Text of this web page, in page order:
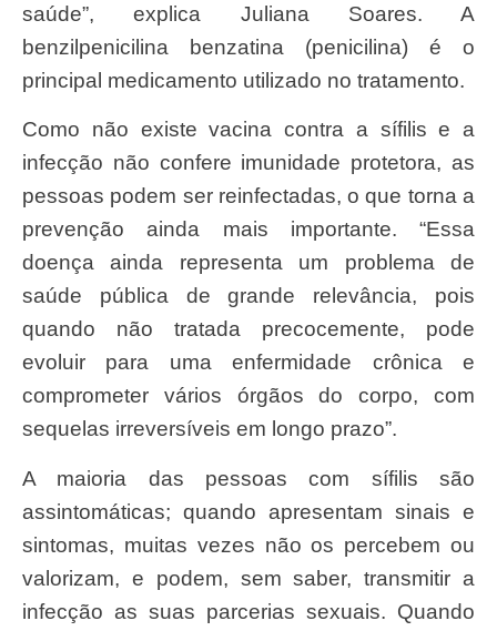
saúde”, explica Juliana Soares. A
benzilpenicilina benzatina (penicilina) é o
principal medicamento utilizado no tratamento.
Como não existe vacina contra a sífilis e a
infecção não confere imunidade protetora, as
pessoas podem ser reinfectadas, o que torna a
prevenção ainda mais importante. “Essa
doença ainda representa um problema de
saúde pública de grande relevância, pois
quando não tratada precocemente, pode
evoluir para uma enfermidade crônica e
comprometer vários órgãos do corpo, com
sequelas irreversíveis em longo prazo”.
A maioria das pessoas com sífilis são
assintomáticas; quando apresentam sinais e
sintomas, muitas vezes não os percebem ou
valorizam, e podem, sem saber, transmitir a
infecção as suas parcerias sexuais. Quando